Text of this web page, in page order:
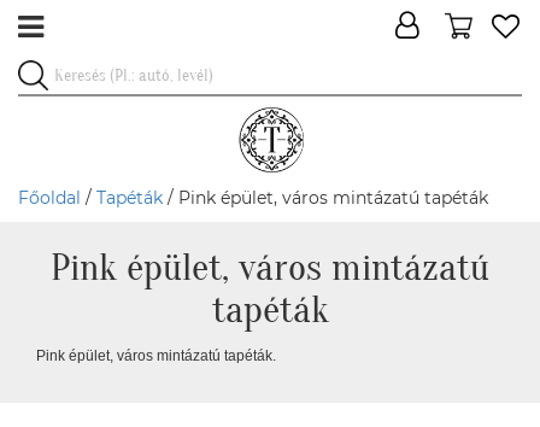
Főoldal / Tapéták / Pink épület, város mintázatú tapéták
Pink épület, város mintázatú
tapéták
Pink épület, város mintázatú tapéták.